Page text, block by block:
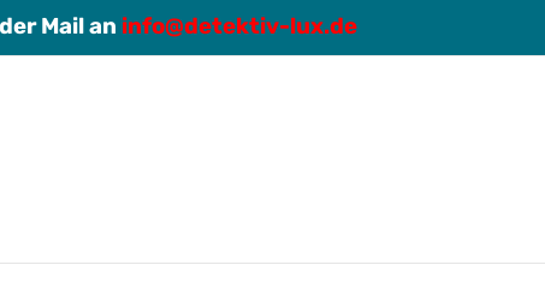
Mail an info@detektiv-lux.de